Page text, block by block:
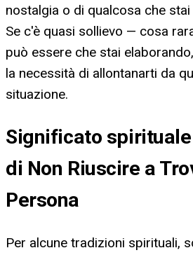
nostalgia o di qualcosa che
Se c'è quasi sollievo — cosa
può essere che stai
la necessità di allontanarti da
situazione.
Significato
di Non Riuscire a
Persona
Per alcune tradizioni spirituali,